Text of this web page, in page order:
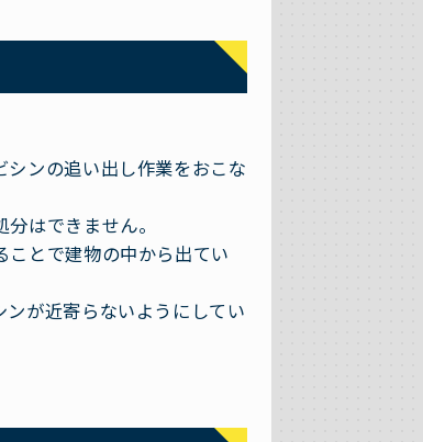
ンの追い出し作業をおこな
はできません。
とで建物の中から出てい
が近寄らないようにしてい